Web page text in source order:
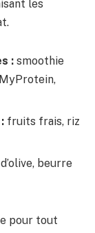
les
: smoothie
fruits frais, riz
beurre
pour tout